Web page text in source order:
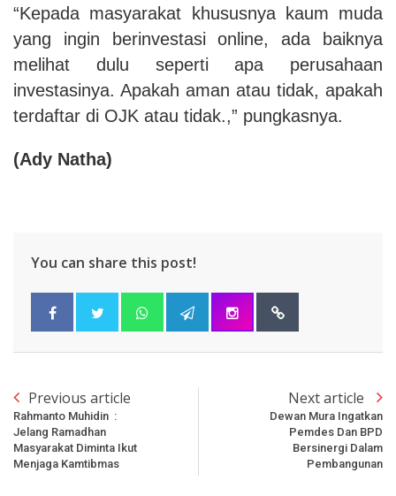
“Kepada masyarakat khususnya kaum muda
yang ingin berinvestasi online, ada baiknya
melihat dulu seperti apa perusahaan
investasinya. Apakah aman atau tidak, apakah
terdaftar di OJK atau tidak.,” pungkasnya.
(Ady Natha)
You can share this post!
Previous article
Rahmanto Muhidin :
Jelang Ramadhan
Masyarakat Diminta Ikut
Menjaga Kamtibmas
Next article
Dewan Mura Ingatkan
Pemdes Dan BPD
Bersinergi Dalam
Pembangunan